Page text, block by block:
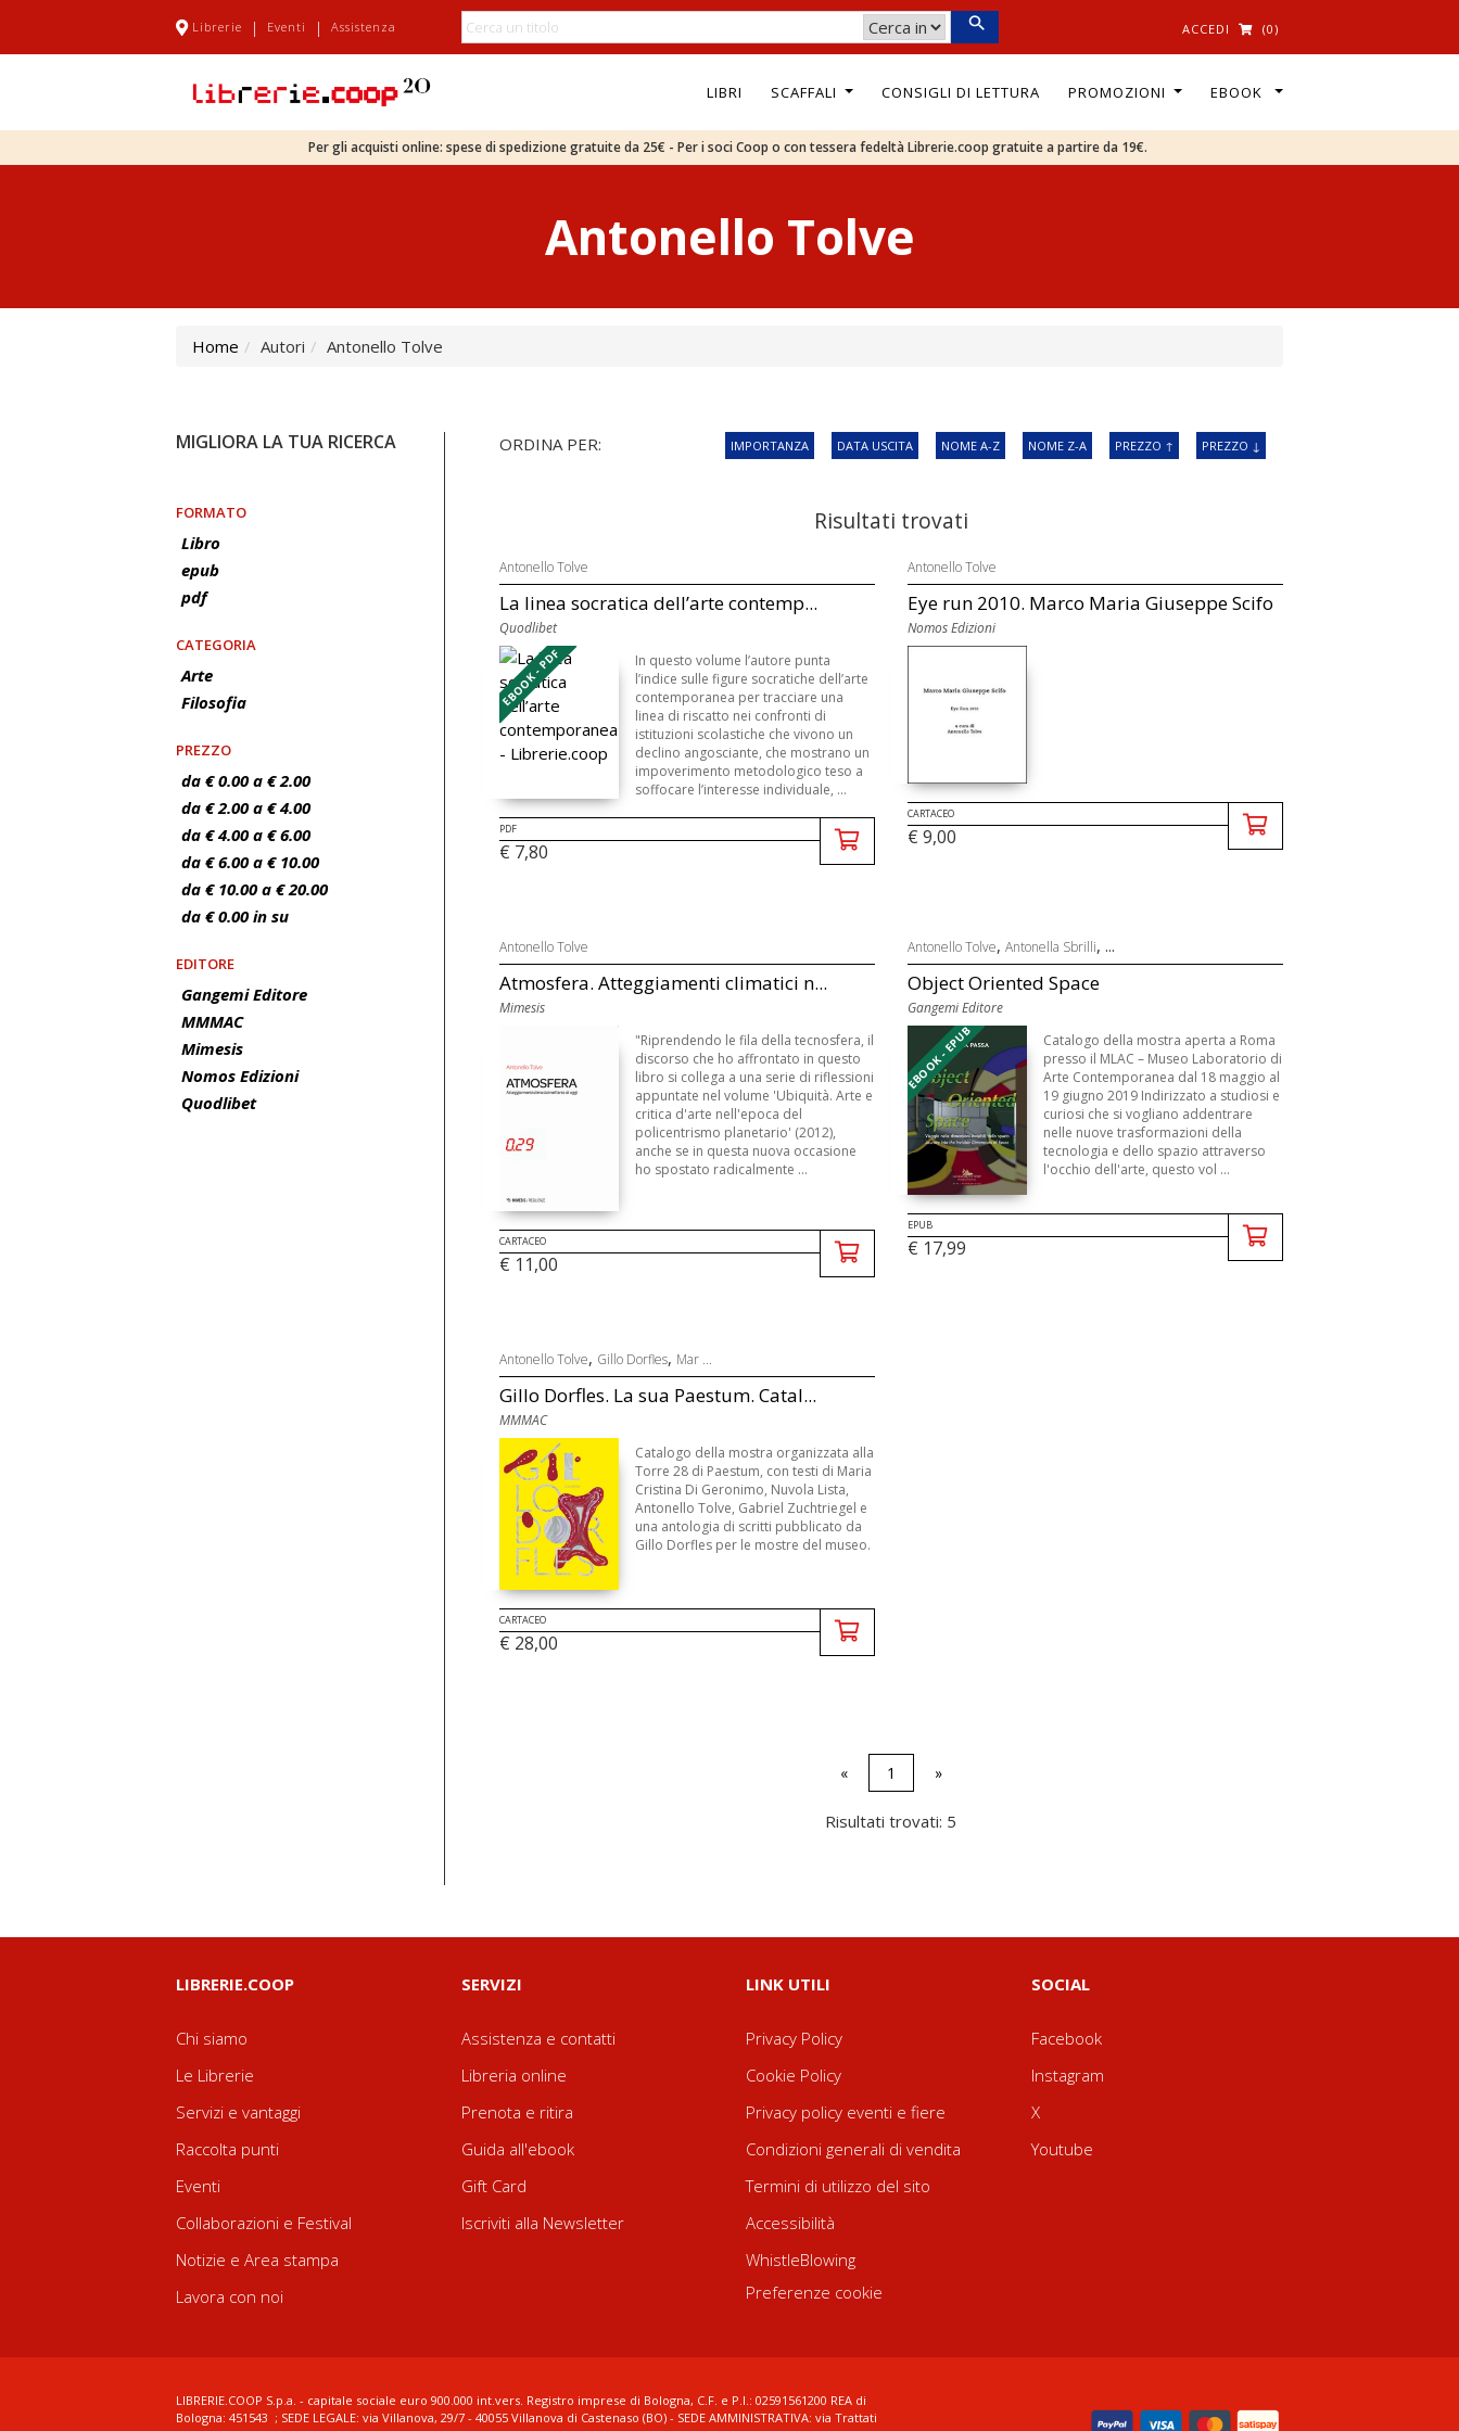
Librerie | Eventi | Assistenza ACCEDI (0)
LIBRI SCAFFALI CONSIGLI DI LETTURA PROMOZIONI EBOOK
Per gli acquisti online: spese di spedizione gratuite da 25€ - Per i soci Coop o con tessera fedeltà Librerie.coop gratuite a partire da 19€.
Antonello Tolve
Home Autori Antonello Tolve
MIGLIORA LA TUA RICERCA
FORMATO
Libro
epub
pdf
CATEGORIA
Arte
Filosofia
PREZZO
da € 0.00 a € 2.00
da € 2.00 a € 4.00
da € 4.00 a € 6.00
da € 6.00 a € 10.00
da € 10.00 a € 20.00
da € 0.00 in su
EDITORE
Gangemi Editore
MMMAC
Mimesis
Nomos Edizioni
Quodlibet
ORDINA PER: IMPORTANZA DATA USCITA NOME A-Z NOME Z-A PREZZO ↑ PREZZO ↓
Risultati trovati
Antonello Tolve
La linea socratica dell’arte contemp...
Quodlibet
EBOOK - PDF
In questo volume l’autore punta
l’indice sulle figure socratiche dell’arte
contemporanea per tracciare una
linea di riscatto nei confronti di
istituzioni scolastiche che vivono un
declino angosciante, che mostrano un
impoverimento metodologico teso a
soffocare l’interesse individuale, ...
PDF
€ 7,80
Antonello Tolve
Eye run 2010. Marco Maria Giuseppe Scifo
Nomos Edizioni
CARTACEO
€ 9,00
Antonello Tolve
Atmosfera. Atteggiamenti climatici n...
Mimesis
"Riprendendo le fila della tecnosfera, il
discorso che ho affrontato in questo
libro si collega a una serie di riflessioni
appuntate nel volume 'Ubiquità. Arte e
critica d'arte nell'epoca del
policentrismo planetario' (2012),
anche se in questa nuova occasione
ho spostato radicalmente ...
CARTACEO
€ 11,00
Antonello Tolve, Antonella Sbrilli, ...
Object Oriented Space
Gangemi Editore
EBOOK - EPUB
Catalogo della mostra aperta a Roma
presso il MLAC – Museo Laboratorio di
Arte Contemporanea dal 18 maggio al
19 giugno 2019 Indirizzato a studiosi e
curiosi che si vogliano addentrare
nelle nuove trasformazioni della
tecnologia e dello spazio attraverso
l'occhio dell'arte, questo vol ...
EPUB
€ 17,99
Antonello Tolve, Gillo Dorfles, Mar ...
Gillo Dorfles. La sua Paestum. Catal...
MMMAC
Catalogo della mostra organizzata alla
Torre 28 di Paestum, con testi di Maria
Cristina Di Geronimo, Nuvola Lista,
Antonello Tolve, Gabriel Zuchtriegel e
una antologia di scritti pubblicato da
Gillo Dorfles per le mostre del museo.
CARTACEO
€ 28,00
« 1 »
Risultati trovati: 5
LIBRERIE.COOP
Chi siamo
Le Librerie
Servizi e vantaggi
Raccolta punti
Eventi
Collaborazioni e Festival
Notizie e Area stampa
Lavora con noi
SERVIZI
Assistenza e contatti
Libreria online
Prenota e ritira
Guida all'ebook
Gift Card
Iscriviti alla Newsletter
LINK UTILI
Privacy Policy
Cookie Policy
Privacy policy eventi e fiere
Condizioni generali di vendita
Termini di utilizzo del sito
Accessibilità
WhistleBlowing
Preferenze cookie
SOCIAL
Facebook
Instagram
X
Youtube
LIBRERIE.COOP S.p.a. - capitale sociale euro 900.000 int.vers. Registro imprese di Bologna, C.F. e P.I.: 02591561200 REA di
Bologna: 451543 ; SEDE LEGALE: via Villanova, 29/7 - 40055 Villanova di Castenaso (BO) - SEDE AMMINISTRATIVA: via Trattati